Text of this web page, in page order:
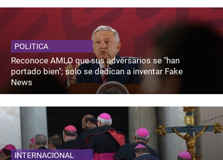
POLITICA
Reconoce AMLO que sus adversarios se "han
portado bien"; solo se dedican a inventar Fake
News
INTERNACIONAL